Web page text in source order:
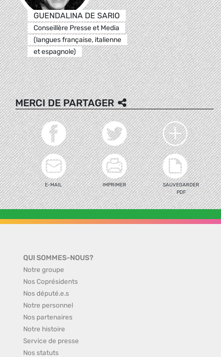
GUENDALINA DE SARIO
Conseillère Presse et Media
(langues française, italienne
et espagnole)
MERCI DE PARTAGER
E-MAIL IMPRIMER
SAUVEGARDER
PDF
QUI SOMMES-NOUS?
Notre groupe
Nos Coprésidents
Nos député.e.s
Notre personnel
Nos partenaires
Notre histoire
Service de presse
Nos statuts